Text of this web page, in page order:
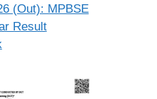
(Out): MPBSE
Result